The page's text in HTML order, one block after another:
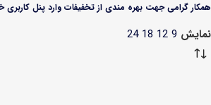
همکار گرامی جهت بهره مندی از تخفیفات وارد پنل کاربری
نمایش 9
12
18
24